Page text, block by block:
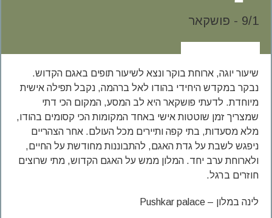
9/1 - פושקאר
שיעור יוגה, ארוחת בוקר ונצא לשיעור תופים באגם הקדוש.
נבקר במקדש היחידי בהודו לאל ברהמה, נקבל תפילה אישית
מיוחדת. לדעתי פושקאר היא לב המסע, המקום הכי דתי
שמצריך זמן שוטטות אישי באחד המקומות הכי קסומים בהודו,
מלא מסעדות, בתי קפה ותיירים מכל העולם. אחר הצהריים
ניפגש לשבת על גדת האגם, להתבוננות מחודשת על החיים,
ולארוחת ערב יחד. המלון ממש על האגם הקדוש, מתי שרוצים
חוזרים ברגל.
לינה במלון – Pushkar palace